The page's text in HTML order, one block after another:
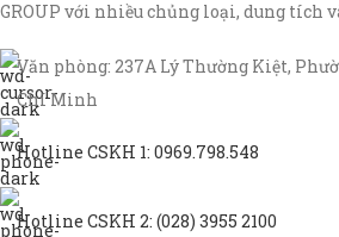
GROUP với nhiều chủng loại, dung tích
Văn phòng: 237A Lý Thường Kiệt,
Chí Minh
Hotline CSKH 1: 0969.798.548
Hotline CSKH 2: (028) 3955 2100